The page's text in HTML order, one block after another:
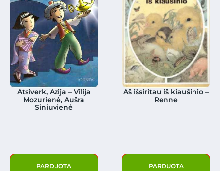
Atsiverk, Azija – Vilija
Mozurienė, Aušra
Siniuvienė
PARDUOTA
Aš išsiritau iš kiaušinio –
Renne
PARDUOTA